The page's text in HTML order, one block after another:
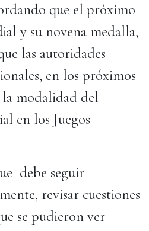
que el próximo
y su novena medalla,
las autoridades
en los próximos
la modalidad del
en los Juegos
debe seguir
revisar cuestiones
se pudieron ver